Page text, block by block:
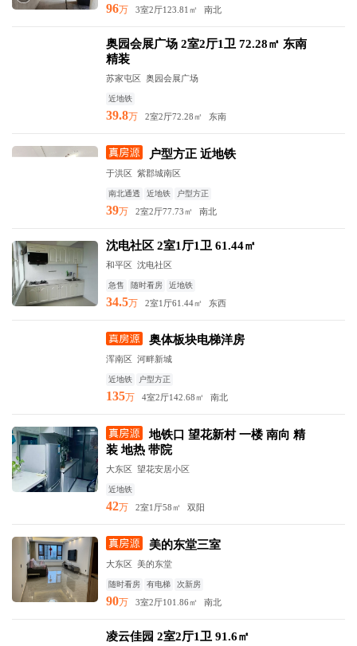
96万 3室2厅123.81㎡ 南北
奥园会展广场 2室2厅1卫 72.28㎡ 东南
精装
苏家屯区 奥园会展广场
近地铁
39.8万 2室2厅72.28㎡ 东南
户型方正 近地铁
于洪区 紫郡城南区
南北通透 近地铁 户型方正
39万 2室2厅77.73㎡ 南北
沈电社区 2室1厅1卫 61.44㎡
和平区 沈电社区
急售 随时看房 近地铁
34.5万 2室1厅61.44㎡ 东西
奥体板块电梯洋房
浑南区 河畔新城
近地铁 户型方正
135万 4室2厅142.68㎡ 南北
地铁口 望花新村 一楼 南向 精
装 地热 带院
大东区 望花安居小区
近地铁
42万 2室1厅58㎡ 双阳
美的东堂三室
大东区 美的东堂
随时看房 有电梯 次新房
90万 3室2厅101.86㎡ 南北
凌云佳园 2室2厅1卫 91.6㎡